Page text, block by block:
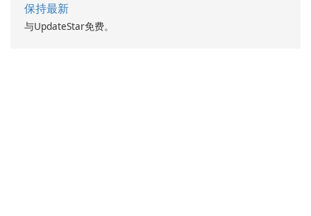
保持最新
与UpdateStar免费。